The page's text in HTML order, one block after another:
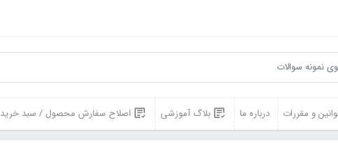
و مقررات درباره ما بلاگ آموزشی اصلاح سفارش محصول / سبد خرید